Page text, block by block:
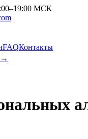
МСК
FAQКонтакты
→